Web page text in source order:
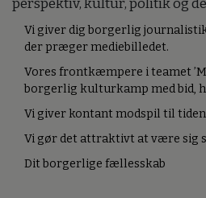
perspektiv, kultur, politik og
Vi giver dig borgerlig
der præger mediebilledet.
Vores frontkæmpere i teamet
borgerlig kulturkamp med bid,
Vi giver kontant modspil til
Vi gør det attraktivt at være sig
Dit borgerlige fællesskab